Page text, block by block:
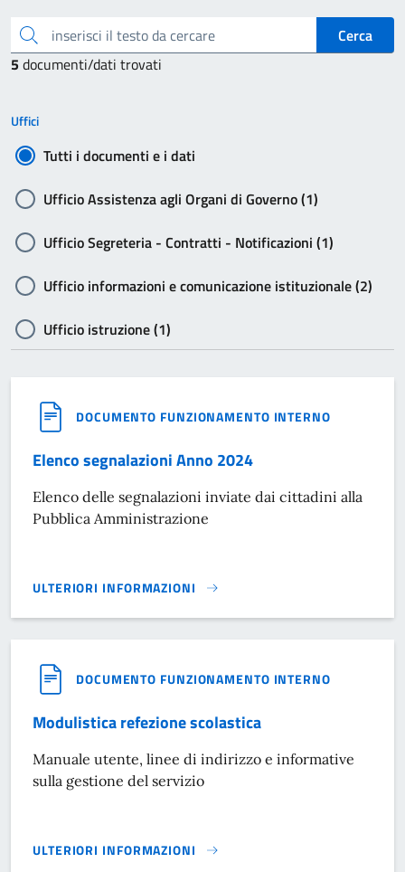
inserisci il testo da cercare
Cerca
5documenti/dati trovati
Uffici
Tutti i documenti e i dati
Ufficio Assistenza agli Organi di Governo (1)
Ufficio Segreteria - Contratti - Notificazioni (1)
Ufficio informazioni e comunicazione istituzionale (2)
Ufficio istruzione (1)
DOCUMENTO FUNZIONAMENTO INTERNO
Elenco segnalazioni Anno 2024
Elenco delle segnalazioni inviate dai cittadini alla
Pubblica Amministrazione
ULTERIORI INFORMAZIONI
ELENCO SEGNALAZIONI ANNO 2024}
DOCUMENTO FUNZIONAMENTO INTERNO
Modulistica refezione scolastica
Manuale utente, linee di indirizzo e informative
sulla gestione del servizio
ULTERIORI INFORMAZIONI
MODULISTICA REFEZIONE SCOLASTICA}